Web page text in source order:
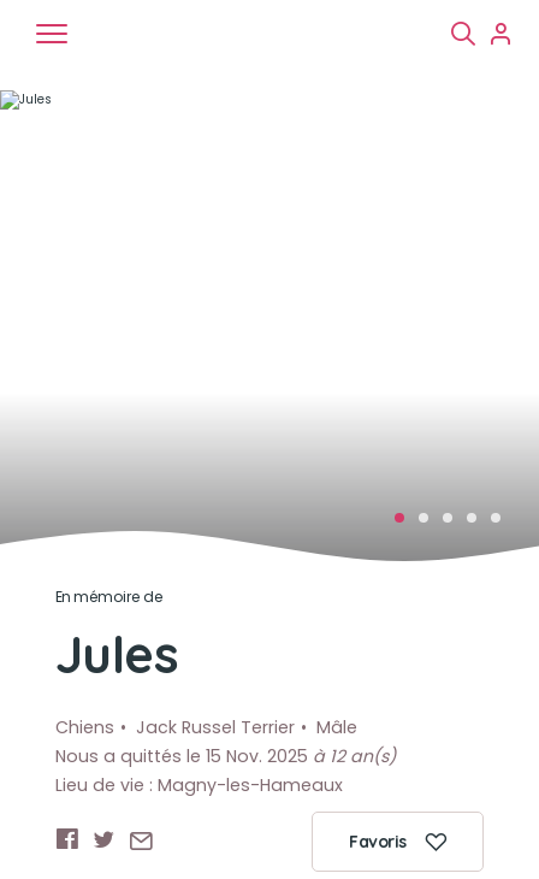
En mémoire de
Jules
Chiens Jack Russel Terrier
Mâle
Nous a quittés le 15 Nov. 2025 à 12 an(s)
Lieu de vie : Magny-les-Hameaux
Favoris